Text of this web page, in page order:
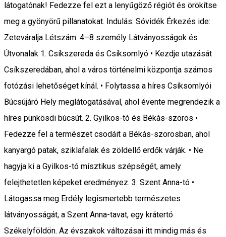
látogatónak! Fedezze fel ezt a lenyűgöző régiót és örökítse
meg a gyönyörű pillanatokat. Indulás: Sóvidék Érkezés ide:
Zeteváralja Létszám: 4–8 személy Látványosságok és
Útvonalak 1. Csíkszereda és Csíksomlyó • Kezdje utazását
Csíkszeredában, ahol a város történelmi központja számos
fotózási lehetőséget kínál. • Folytassa a híres Csíksomlyói
Búcsújáró Hely meglátogatásával, ahol évente megrendezik a
híres pünkösdi búcsút. 2. Gyilkos-tó és Békás-szoros •
Fedezze fel a természet csodáit a Békás-szorosban, ahol
kanyargó patak, sziklafalak és zöldellő erdők várják. • Ne
hagyja ki a Gyilkos-tó misztikus szépségét, amely
felejthetetlen képeket eredményez. 3. Szent Anna-tó •
Látogassa meg Erdély legismertebb természetes
látványosságát, a Szent Anna-tavat, egy krátertó
Székelyföldön. Az évszakok változásai itt mindig más és